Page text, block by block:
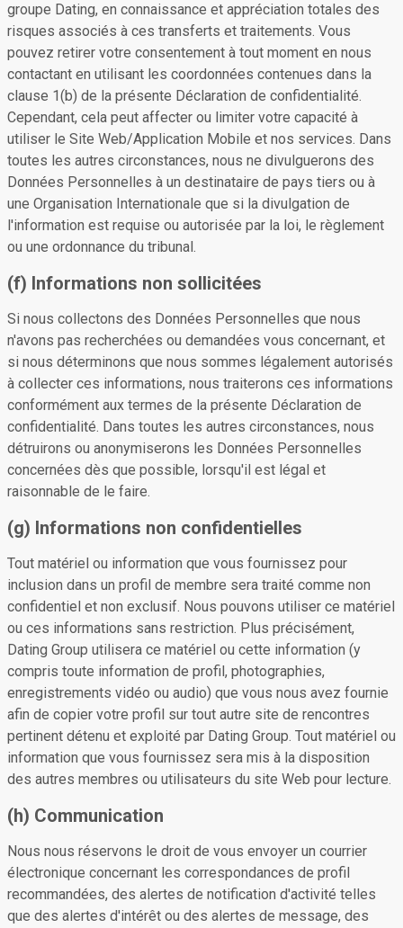
groupe Dating, en connaissance et appréciation totales des
risques associés à ces transferts et traitements. Vous
pouvez retirer votre consentement à tout moment en nous
contactant en utilisant les coordonnées contenues dans la
clause 1(b) de la présente Déclaration de confidentialité.
Cependant, cela peut affecter ou limiter votre capacité à
utiliser le Site Web/Application Mobile et nos services. Dans
toutes les autres circonstances, nous ne divulguerons des
Données Personnelles à un destinataire de pays tiers ou à
une Organisation Internationale que si la divulgation de
l'information est requise ou autorisée par la loi, le règlement
ou une ordonnance du tribunal.
(f) Informations non sollicitées
Si nous collectons des Données Personnelles que nous
n'avons pas recherchées ou demandées vous concernant, et
si nous déterminons que nous sommes légalement autorisés
à collecter ces informations, nous traiterons ces informations
conformément aux termes de la présente Déclaration de
confidentialité. Dans toutes les autres circonstances, nous
détruirons ou anonymiserons les Données Personnelles
concernées dès que possible, lorsqu'il est légal et
raisonnable de le faire.
(g) Informations non confidentielles
Tout matériel ou information que vous fournissez pour
inclusion dans un profil de membre sera traité comme non
confidentiel et non exclusif. Nous pouvons utiliser ce matériel
ou ces informations sans restriction. Plus précisément,
Dating Group utilisera ce matériel ou cette information (y
compris toute information de profil, photographies,
enregistrements vidéo ou audio) que vous nous avez fournie
afin de copier votre profil sur tout autre site de rencontres
pertinent détenu et exploité par Dating Group. Tout matériel ou
information que vous fournissez sera mis à la disposition
des autres membres ou utilisateurs du site Web pour lecture.
(h) Communication
Nous nous réservons le droit de vous envoyer un courrier
électronique concernant les correspondances de profil
recommandées, des alertes de notification d'activité telles
que des alertes d'intérêt ou des alertes de message, des